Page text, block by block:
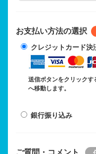
お支払い方法の選択
クレジットカード決
送信ボタンをクリック
へ移動します。
銀行振り込み